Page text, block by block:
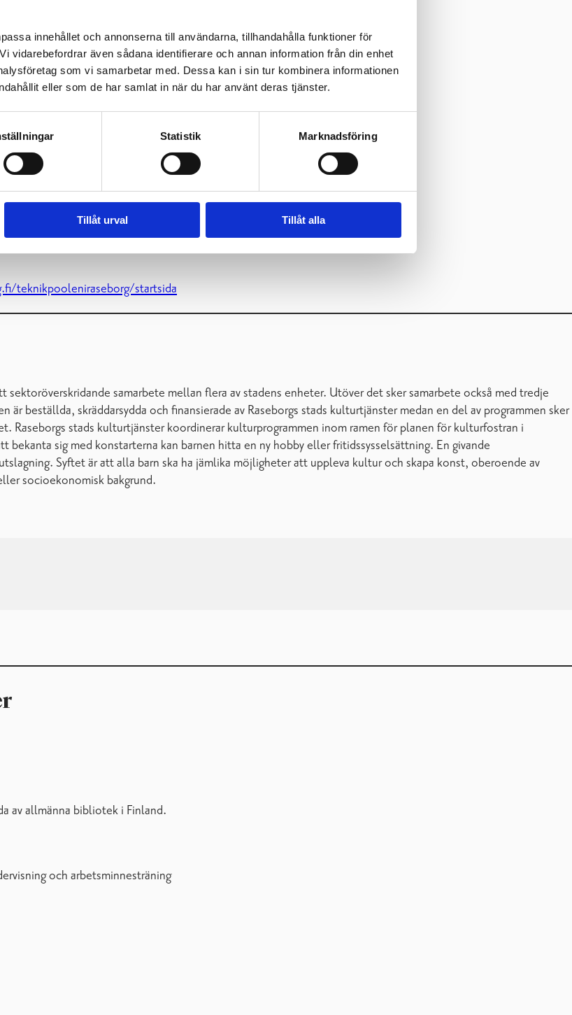
innehållet och annonserna till användarna, tillhandahålla funktioner för
vidarebefordrar även sådana identifierare och annan information från din enhet
som vi samarbetar med. Dessa kan i sin tur kombinera informationen
eller som de har samlat in när du har använt deras tjänster.
Statistik Marknadsföring
Tillåt urval Tillåt alla
teknikpooleniraseborg/startsida
samarbete mellan flera av stadens enheter. Utöver det sker samarbete också med tredje
beställda, skräddarsydda och finansierade av Raseborgs stads kulturtjänster medan en del av programmen sker
Raseborgs stads kulturtjänster koordinerar kulturprogrammen inom ramen för planen för kulturfostran i
sig med konstarterna kan barnen hitta en ny hobby eller fritidssysselsättning. En givande
Syftet är att alla barn ska ha jämlika möjligheter att uppleva kultur och skapa konst, oberoende av
socioekonomisk bakgrund.
här:
av allmänna bibliotek i Finland.
och arbetsminnesträning